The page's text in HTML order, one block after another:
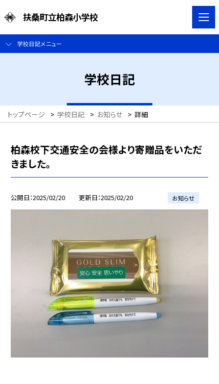
扶桑町立柏森小学校
学校日記メニュー
学校日記
トップページ > 学校日記 > お知らせ > 詳細
柏森校下交通安全の会様より寄贈品をいただ
きました。
公開日 2025/02/20 更新日 2025/02/20 お知らせ